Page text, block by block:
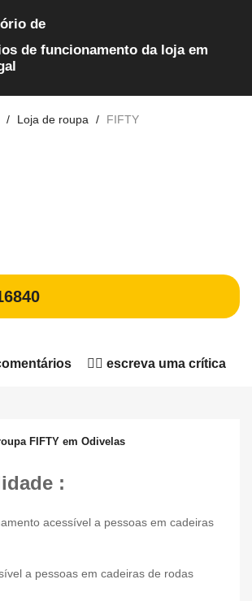
de
de funcionamento da loja em
Loja de roupa FIFTY
✍🏻 escreva uma crítica
FIFTY em Odivelas
:
acessível a pessoas em cadeiras
a pessoas em cadeiras de rodas